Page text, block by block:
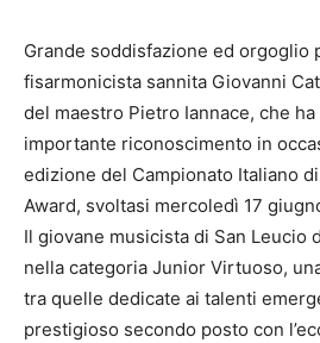
Grande soddisfazione ed orgoglio
fisarmonicista sannita Giovanni
del maestro Pietro Iannace, che
importante riconoscimento in
edizione del Campionato Italiano
Award, svoltasi mercoledì 17
Il giovane musicista di San Leucio
nella categoria Junior Virtuoso,
tra quelle dedicate ai talenti
prestigioso secondo posto con